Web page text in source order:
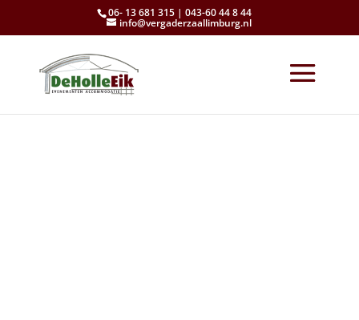
06- 13 681 315 | 043-60 44 8 44
info@vergaderzaallimburg.nl